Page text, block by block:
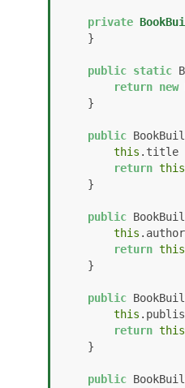
private
public static
return new
public
this .title
return this
public
this
return this
public
this
return this
public